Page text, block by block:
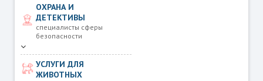
ОХРАНА И
ДЕТЕКТИВЫ
специалисты сферы
безопасности
УСЛУГИ ДЛЯ
ЖИВОТНЫХ